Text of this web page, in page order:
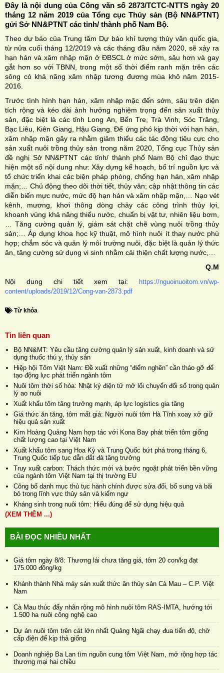
Đây là nội dung của Công văn số 2873/TCTC-NTTS ngày 20
tháng 12 năm 2019 của Tổng cục Thủy sản (Bộ NN&PTNT)
gửi Sở NN&PTNT các tỉnh/ thành phố Nam Bộ.
Theo dự báo của Trung tâm Dự báo khí tượng thủy văn quốc gia,
từ nửa cuối tháng 12/2019 và các tháng đầu năm 2020, sẽ xảy ra
hạn hán và xâm nhập mặn ở ĐBSCL ở mức sớm, sâu hơn và gay
gắt hơn so với TBNN, trong một số thời điểm ranh mặn trên các
sông có khả năng xâm nhập tương đương mùa khô năm 2015-
2016.
Trước tình hình hạn hán, xâm nhập mặc đến sớm, sâu trên diện
tích rộng và kéo dài ảnh hưởng nghiệm trọng đến sản xuất thủy
sản, đặc biệt là các tỉnh Long An, Bến Tre, Trà Vinh, Sóc Trăng,
Bạc Liêu, Kiên Giang, Hậu Giang. Để ứng phó kịp thời với hạn hán,
xâm nhập mặn gây ra nhằm giảm thiểu các tác động tiêu cực cho
sản xuất nuôi trồng thủy sản trong năm 2020, Tổng cục Thủy sản
đề nghị Sở NN&PTNT các tỉnh/ thành phố Nam Bộ chỉ đạo thực
hiện một số nội dung như: Xây dựng kế hoạch, bố trí nguồn lực và
tổ chức triển khai các biện pháp phòng, chống hạn hán, xâm nhập
mặn;… Chủ động theo dõi thời tiết, thủy văn; cập nhật thông tin các
diễn biến mực nước, mức độ hạn hán và xâm nhập mặn,… Nạo vét
kênh, mương, khơi thông dòng chảy các công trình thủy lợi,
khoanh vùng khả năng thiếu nước, chuẩn bị vật tư, nhiên liệu bơm,
… Tăng cường quản lý, giám sát chặt chẽ vùng nuôi trồng thủy
sản;… Áp dụng khoa học kỹ thuật, mô hình nuôi ít thay nước phù
hợp; chắm sóc và quản lý môi trường nuôi, đặc biệt là quản lý thức
ăn, tăng cường sử dụng vi sinh nhằm cải thiện chất lượng nước,…
Q.M
Nội dung chi tiết xem tại:
https://nguoinuoitom.vn/wp-
content/uploads/2019/12/Cong-van-2873.pdf
Từ khóa
Tin liên quan
Bộ NN&MT: Yêu cầu tăng cường quản lý sản xuất, kinh doanh và sử
dụng thuốc thú y, thủy sản
Hiệp hội Tôm Việt Nam: Đề xuất những “điểm nghẽn” cần tháo gỡ để
tạo động lực phát triển ngành tôm
Nuôi tôm thời số hóa: Nhật ký điện tử mở lối chuyển đổi số trong quản
lý ao nuôi
Xuất khẩu tôm tăng trưởng mạnh, áp lực logistics gia tăng
Giá thức ăn tăng, tôm mất giá: Người nuôi tôm Hà Tĩnh xoay xở giữ
hiệu quả sản xuất
Kim Hoàng Quảng Nam hợp tác với Kona Bay phát triển tôm giống
chất lượng cao tại Việt Nam
Xuất khẩu tôm sang Hoa Kỳ và Trung Quốc bứt phá trong tháng 6,
Trung Quốc tiếp tục dẫn dắt đà tăng trưởng
Truy xuất carbon: Thách thức mới và bước ngoặt phát triển bền vững
của ngành tôm Việt Nam tại thị trường EU
Công bố danh mục thủ tục hành chính được sửa đổi, bổ sung và bãi
bỏ trong lĩnh vực thủy sản và kiểm ngư
Kháng sinh trong nuôi tôm: Hiểu đúng để sử dụng hiệu quả
(XEM THÊM ...)
BÀI ĐỌC NHIỀU NHẤT
Giá tôm ngày 8/8: Thương lái chưa tăng giá, tôm 20 con/kg đạt
175.000 đồng/kg
Khánh thành Nhà máy sản xuất thức ăn thủy sản Cà Mau – C.P. Việt
Nam
Cà Mau thúc đẩy nhân rộng mô hình nuôi tôm RAS-IMTA, hướng tới
1.500 ha nuôi công nghệ cao
Dự án nuôi tôm trên cát lớn nhất Quảng Ngãi chạy đua tiến độ, chờ
cấp điện để kịp thả giống
Doanh nghiệp Ba Lan tìm nguồn cung tôm Việt Nam, mở rộng hợp tác
thương mại hai chiều